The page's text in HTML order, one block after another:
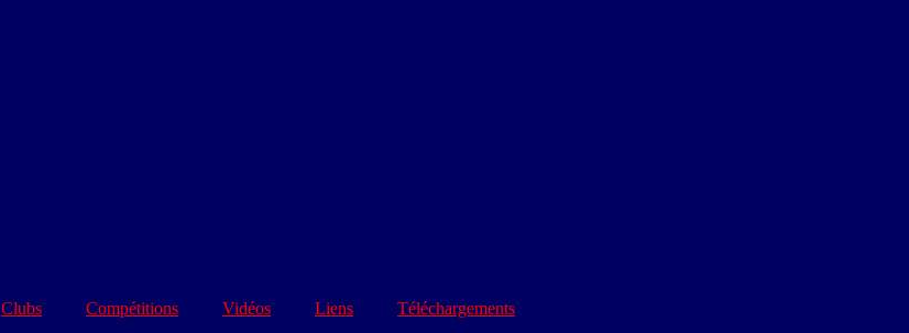
Clubs Compétitions Vidéos Liens
Téléchargements